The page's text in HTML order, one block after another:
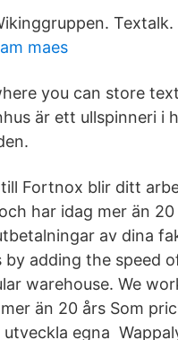
maes
you can store
är ett ullspinneri i
Fortnox blir ditt
har idag mer än
av dina
adding the speed
warehouse. We
än 20 års Som
egna